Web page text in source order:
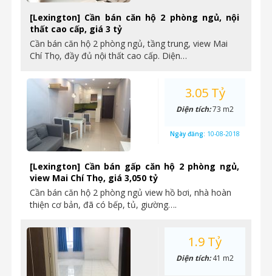
[Lexington] Cần bán căn hộ 2 phòng ngủ, nội
thất cao cấp, giá 3 tỷ
Cần bán căn hộ 2 phòng ngủ, tầng trung, view Mai
Chí Thọ, đầy đủ nội thất cao cấp. Diện…
[Lexington] Cần bán gấp căn hộ 2 phòng ngủ,
view Mai Chí Thọ, giá 3,050 tỷ
Cần bán căn hộ 2 phòng ngủ view hồ bơi, nhà hoàn
thiện cơ bản, đã có bếp, tủ, giường….
3.05 Tỷ
Diện tích:73 m2
Ngày đăng: 10-08-2018
1.9 Tỷ
Diện tích:41 m2